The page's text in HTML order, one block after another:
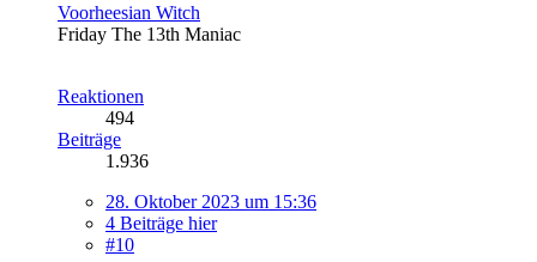
Voorheesian Witch
Friday The 13th Maniac
Reaktionen
494
Beiträge
1.936
28. Oktober 2023 um 15:36
4 Beiträge hier
#10